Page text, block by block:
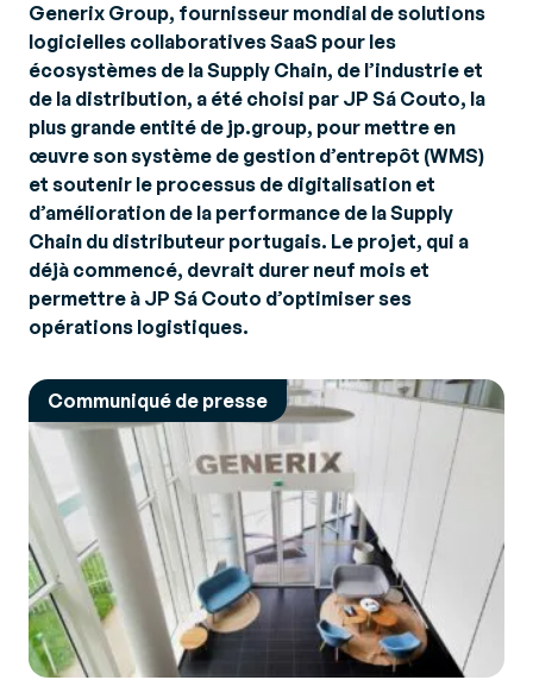
Generix Group, fournisseur mondial de solutions
logicielles collaboratives SaaS pour les
écosystèmes de la Supply Chain, de l’industrie et
de la distribution, a été choisi par JP Sá Couto, la
plus grande entité de jp.group, pour mettre en
œuvre son système de gestion d’entrepôt (WMS)
et soutenir le processus de digitalisation et
d’amélioration de la performance de la Supply
Chain du distributeur portugais. Le projet, qui a
déjà commencé, devrait durer neuf mois et
permettre à JP Sá Couto d’optimiser ses
opérations logistiques.
Communiqué de presse